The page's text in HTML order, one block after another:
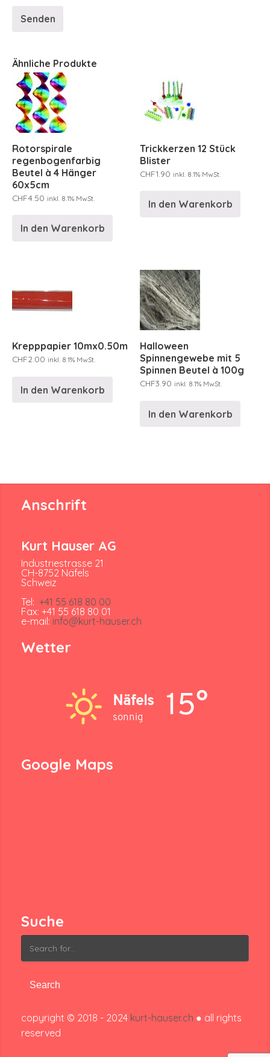
Ähnliche Produkte
Rotorspirale
regenbogenfarbig
Beutel à 4 Hänger
60x5cm
CHF4.50 inkl. 8.1% MwSt.
In den Warenkorb
Trickkerzen 12 Stück
Blister
CHF1.90 inkl. 8.1% MwSt.
In den Warenkorb
Krepppapier 10mx0.50m
CHF2.00 inkl. 8.1% MwSt.
In den Warenkorb
Halloween
Spinnengewebe mit 5
Spinnen Beutel à 100g
CHF3.90 inkl. 8.1% MwSt.
In den Warenkorb
Anschrift
Kurt Hauser AG
Industriestrasse 21
CH-8752 Näfels
Schweiz
Tel: +41 55 618 80 00
Fax: +41 55 618 80 01
e-mail: info@kurt-hauser.ch
Wetter
Näfels
sonnig 15°
Google Maps
Suche
Search
for:
copyright © 2018 - 2024 kurt-hauser.ch ● all rights
reserved